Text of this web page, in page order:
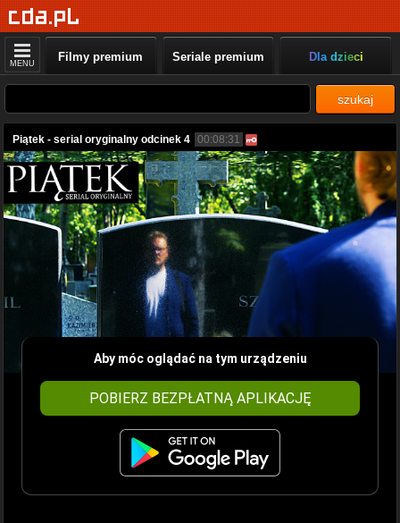
MENU Filmy premium Seriale premium Dla dzieci
szukaj
Piątek - serial oryginalny odcinek 4 00:08:31
Aby móc oglądać na tym urządzeniu
POBIERZ BEZPŁATNĄ APLIKACJĘ